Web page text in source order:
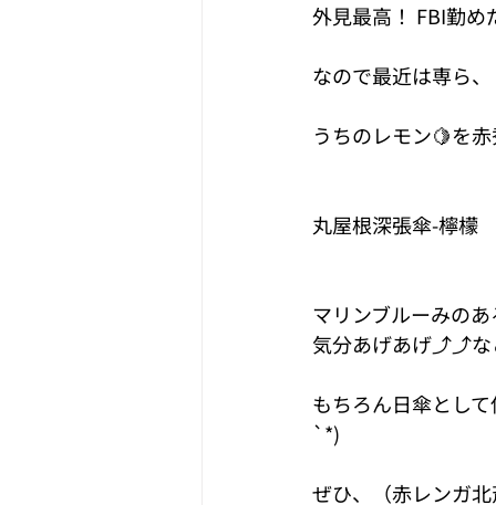
外見最高！ FBI勤
なので最近は専ら、
うちのレモン🍋を
丸屋根深張傘-檸檬
マリンブルーみの
気分あげあげ⤴︎⤴︎な
もちろん日傘とし
`*)
ぜひ、（赤レンガ